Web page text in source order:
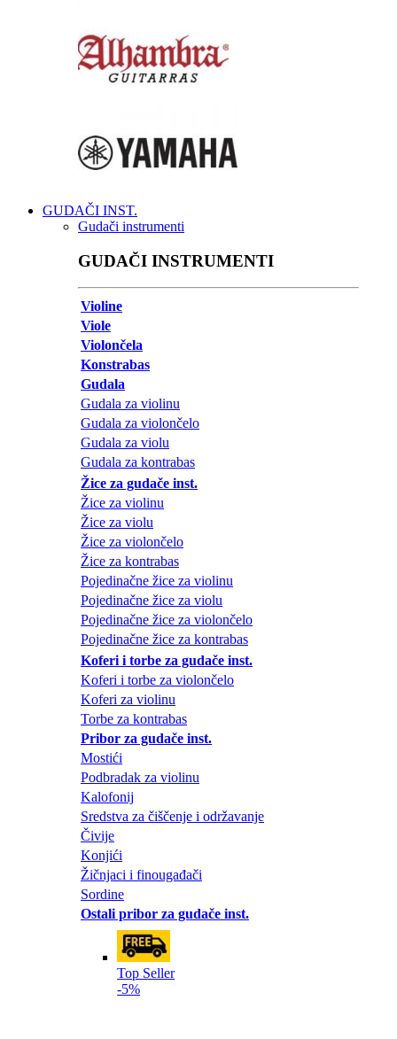
GUDAČI INST.
Gudači instrumenti
GUDAČI INSTRUMENTI
Violine
Viole
Violončela
Konstrabas
Gudala
Gudala za violinu
Gudala za violončelo
Gudala za violu
Gudala za kontrabas
Žice za gudače inst.
Žice za violinu
Žice za violu
Žice za violončelo
Žice za kontrabas
Pojedinačne žice za violinu
Pojedinačne žice za violu
Pojedinačne žice za violončelo
Pojedinačne žice za kontrabas
Koferi i torbe za gudače inst.
Koferi i torbe za violončelo
Koferi za violinu
Torbe za kontrabas
Pribor za gudače inst.
Mostići
Podbradak za violinu
Kalofonij
Sredstva za čiščenje i održavanje
Čivije
Konjići
Žičnjaci i finougađači
Sordine
Ostali pribor za gudače inst.
Top Seller
-5%